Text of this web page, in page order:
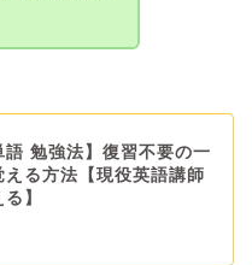
語 勉強法】復習不要の一
える方法【現役英語講師
】